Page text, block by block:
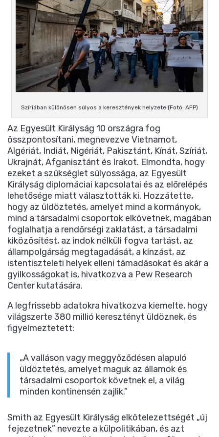
Szíriában különösen súlyos a keresztények helyzete (Fotó: AFP)
Az Egyesült Királyság 10 országra fog
összpontosítani, megnevezve Vietnamot,
Algériát, Indiát, Nigériát, Pakisztánt, Kínát, Szíriát,
Ukrajnát, Afganisztánt és Irakot. Elmondta, hogy
ezeket a szükséglet súlyossága, az Egyesült
Királyság diplomáciai kapcsolatai és az előrelépés
lehetősége miatt választották ki. Hozzátette,
hogy az üldöztetés, amelyet mind a kormányok,
mind a társadalmi csoportok elkövetnek, magában
foglalhatja a rendőrségi zaklatást, a társadalmi
kiközösítést, az indok nélküli fogva tartást, az
állampolgárság megtagadását, a kínzást, az
istentiszteleti helyek elleni támadásokat és akár a
gyilkosságokat is, hivatkozva a Pew Research
Center kutatására.
A legfrissebb adatokra hivatkozva kiemelte, hogy
világszerte 380 millió keresztényt üldöznek, és
figyelmeztetett:
„A valláson vagy meggyőződésen alapuló
üldöztetés, amelyet maguk az államok és
társadalmi csoportok követnek el, a világ
minden kontinensén zajlik.”
Smith az Egyesült Királyság elkötelezettségét „új
fejezetnek” nevezte a külpolitikában, és azt